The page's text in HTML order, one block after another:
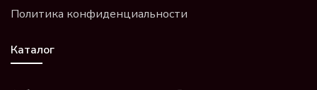
Политика конфиденциальности
Каталог